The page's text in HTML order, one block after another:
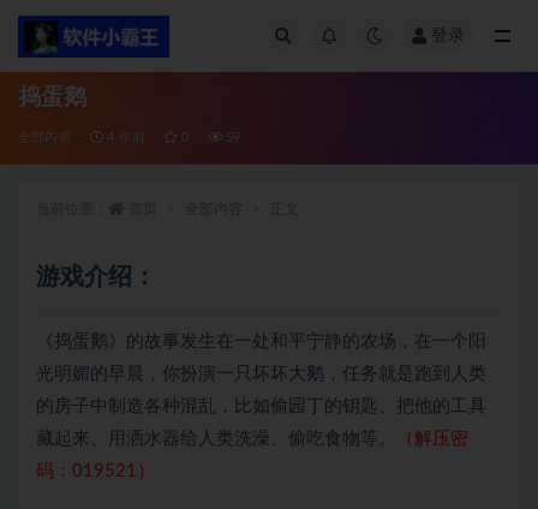
登录
捣蛋鹅
全部内容 4 年前 0 59
游戏介绍：
《捣蛋鹅》的故事发生在一处和平宁静的农场，在一个阳
光明媚的早晨，你扮演一只坏坏大鹅，任务就是跑到人类
的房子中制造各种混乱，比如偷园丁的钥匙、把他的工具
藏起来、用洒水器给人类洗澡、偷吃食物等。
（解压密
码：019521）